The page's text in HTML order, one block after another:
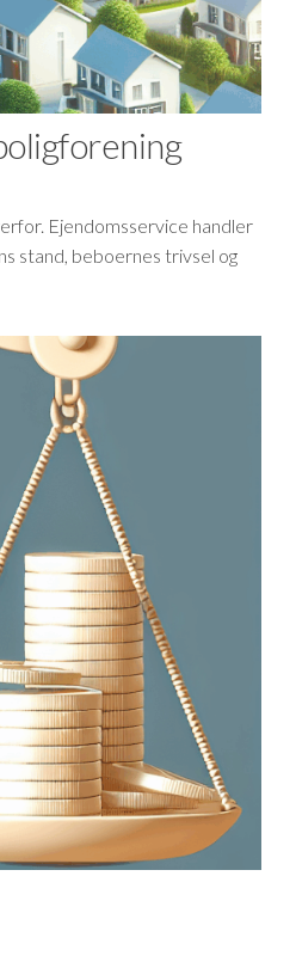
Ejendomsservice handler
stand, beboernes trivsel og